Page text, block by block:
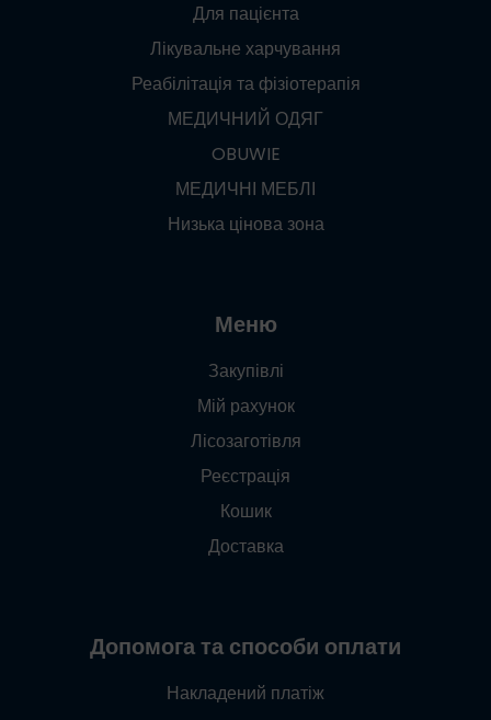
Для пацієнта
Лікувальне харчування
Реабілітація та фізіотерапія
МЕДИЧНИЙ ОДЯГ
OBUWIE
МЕДИЧНІ МЕБЛІ
Низька цінова зона
Меню
Закупівлі
Мій рахунок
Лісозаготівля
Реєстрація
Кошик
Доставка
Допомога та способи оплати
Накладений платіж